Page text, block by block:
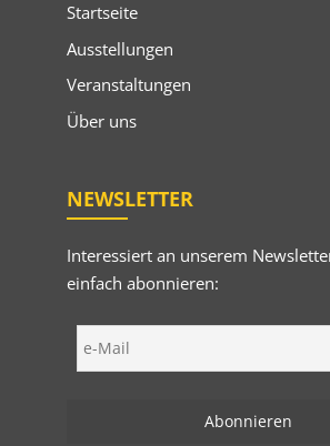
Startseite
Ausstellungen
Veranstaltungen
Über uns
NEWSLETTER
Interessiert an unserem
einfach abonnieren: